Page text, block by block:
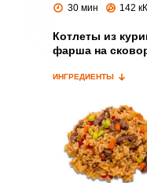
30 мин 142
Котлеты из
фарша на
ИНГРЕДИЕНТЫ
с